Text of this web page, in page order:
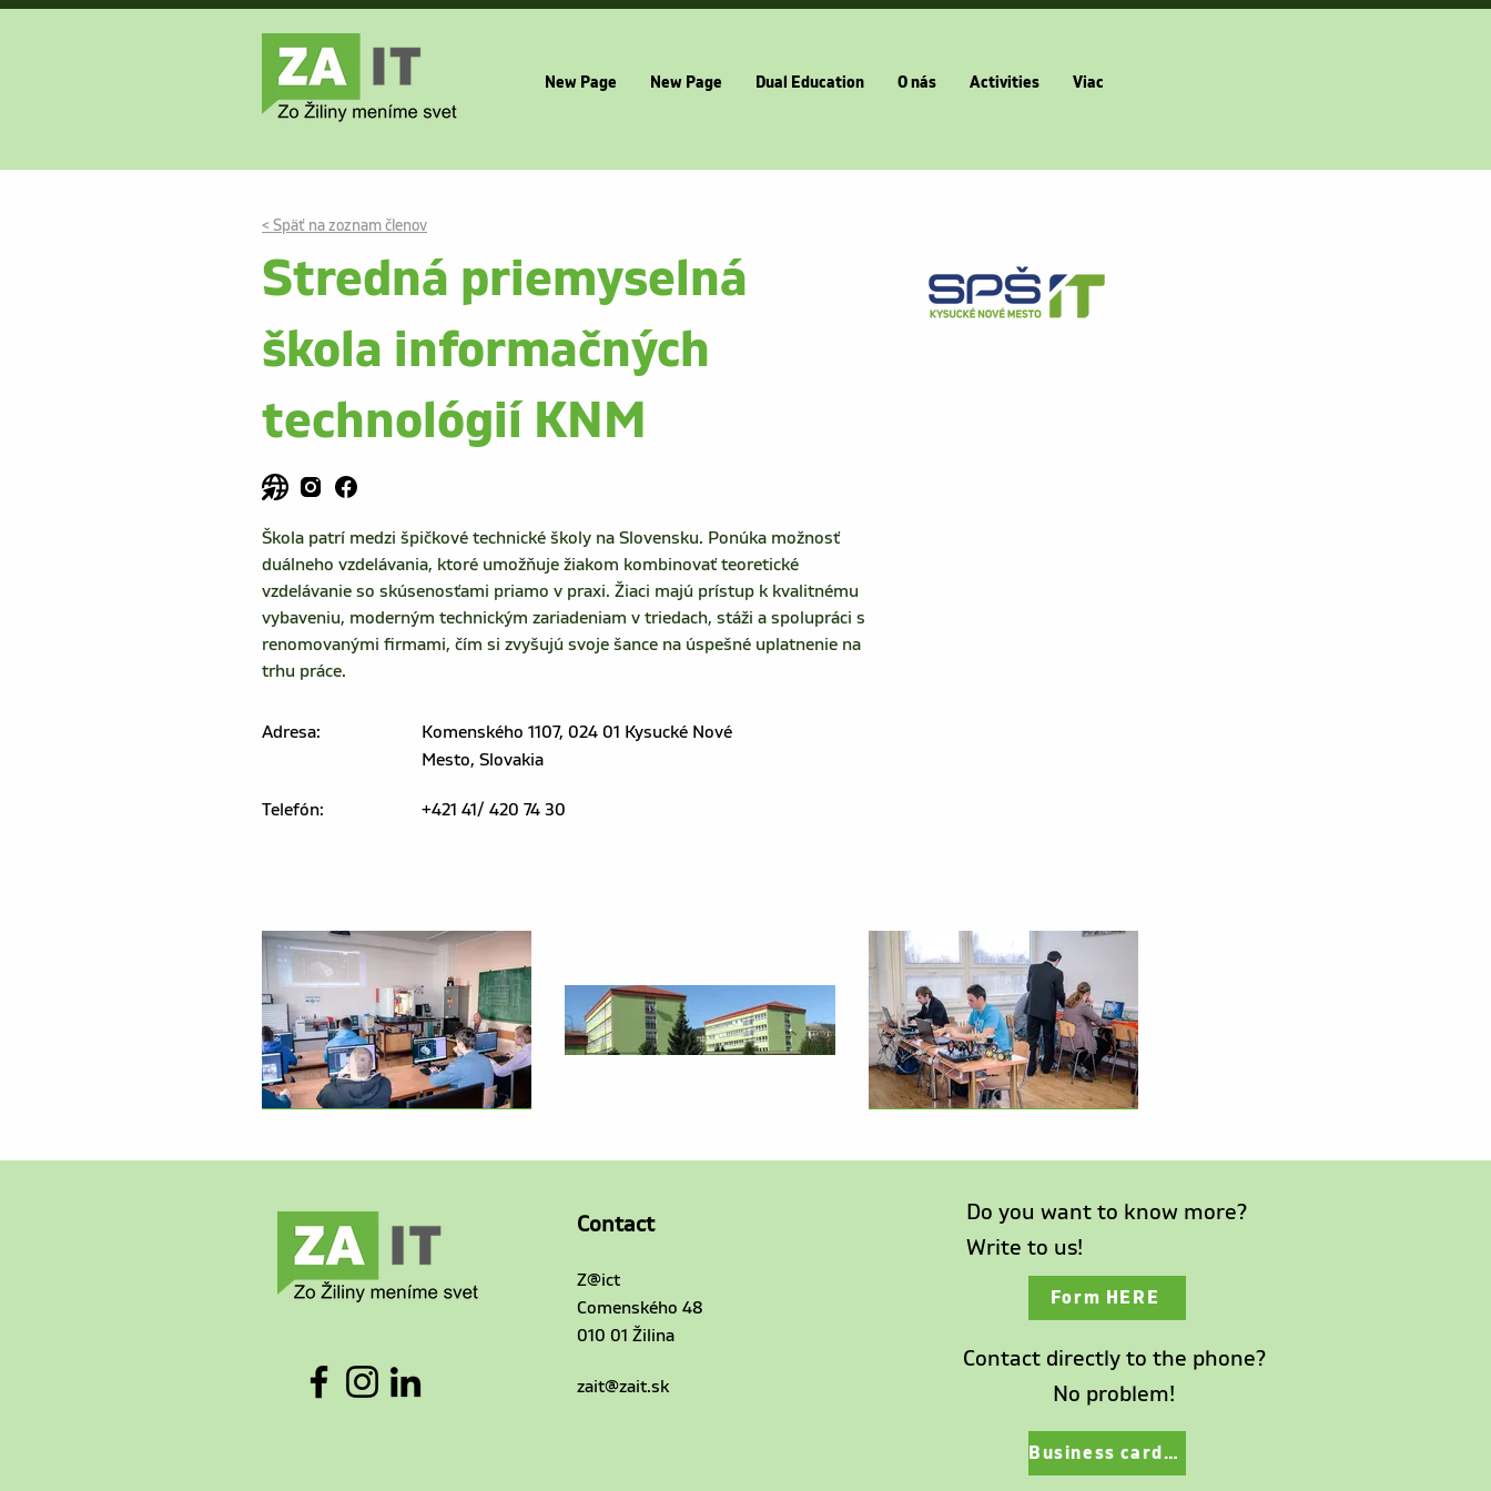
New Page New Page Dual Education O nás Activities Viac
< Späť na zoznam členov
Stredná priemyselná
škola informačných
technológií KNM
Škola patrí medzi špičkové technické školy na Slovensku. Ponúka možnosť
duálneho vzdelávania, ktoré umožňuje žiakom kombinovať teoretické
vzdelávanie so skúsenosťami priamo v praxi. Žiaci majú prístup k kvalitnému
vybaveniu, moderným technickým zariadeniam v triedach, stáži a spolupráci s
renomovanými firmami, čím si zvyšujú svoje šance na úspešné uplatnenie na
trhu práce.
Adresa:
Telefón:
Komenského 1107, 024 01 Kysucké Nové
Mesto, Slovakia
+421 41/ 420 74 30
Contact
Z@ict
Comenského 48
010 01 Žilina
zait@zait.sk
Do you want to know more?
Write to us!
Form HERE
Contact directly to the phone?
No problem!
Business card HERE